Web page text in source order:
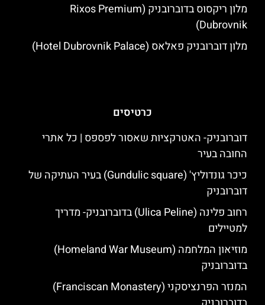
מלון ריקסוס בדוברובניק (Rixos Premium
Dubrovnik)
מלון דוברובניק פאלאס (Hotel Dubrovnik Palace)
כרטיסים
דוברובניק- האטרקציות שאסור לפספס | כל אתרי
החובה בעיר
כיכר גונדוליץ' (Gundulic square) בעיר העתיקה של
דוברובניק
רחוב פלינה (Ulica Peline) בדוברובניק- מדריך
למטיילים
מוזיאון המלחמה (Homeland War Museum)
בדוברובניק
המנזר הפרנציסקני (Franciscan Monastery)